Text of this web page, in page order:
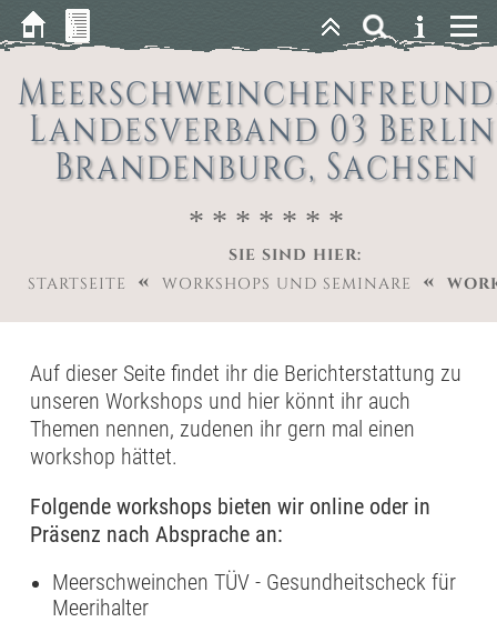
Landesverband 03
Brandenburg, Sachsen
* * * * * * *
SIE SIND HIER:
STARTSEITE
« WORKSHOPS UND SEMINARE «
Auf dieser Seite findet ihr die Berichterstattung zu
unseren Workshops und hier könnt ihr auch
Themen nennen, zudenen ihr gern mal einen
workshop hättet.
Folgende workshops bieten wir online oder in
Präsenz nach Absprache an:
Meerschweinchen TÜV - Gesundheitscheck für
Meerihalter